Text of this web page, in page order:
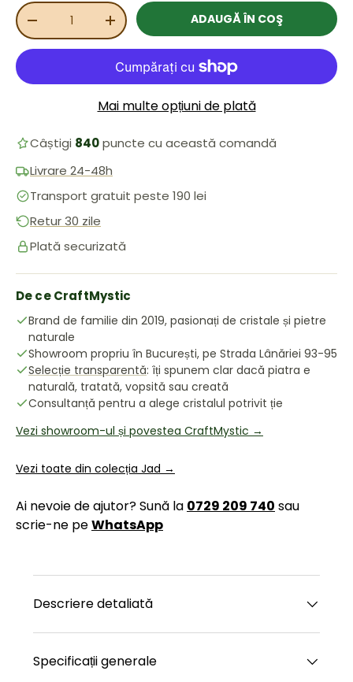
Cant.
REDUCEȚI CANTITATEAMĂRIȚI CANTITATEAADAUGĂ ÎN COŞ
Mai multe opțiuni de plată
Câștigi 840puncte cu această comandă
Livrare 24-48h
Transport gratuit peste 190 lei
Retur 30 zile
Plată securizată
De ce CraftMystic
Brand de familie din 2019, pasionați de cristale și pietre
naturale
Showroom propriu în București, pe Strada Lânăriei 93-95
Selecție transparentă: îți spunem clar dacă piatra e
naturală, tratată, vopsită sau creată
Consultanță pentru a alege cristalul potrivit ție
Vezi showroom-ul și povestea CraftMystic →
Vezi toate din colecția Jad →
Ai nevoie de ajutor? Sună la 0729 209 740 sau
scrie-ne peWhatsApp
Descriere detaliată
Specificații generale